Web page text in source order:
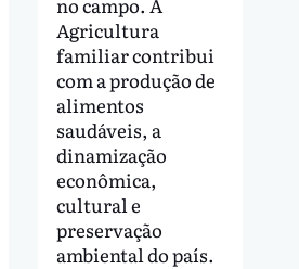
Agricultura
familiar contribui
com a produção de
alimentos
saudáveis, a
dinamização
econômica,
cultural e
preservação
ambiental do país.